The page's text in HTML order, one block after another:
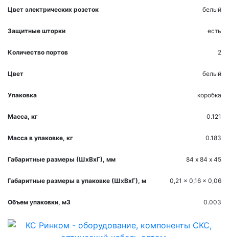
Цвет электрических розеток белый
Защитные шторки есть
Количество портов 2
Цвет белый
Упаковка коробка
Масса, кг 0.121
Масса в упаковке, кг 0.183
Габаритные размеры (ШхВхГ), мм 84 х 84 х 45
Габаритные размеры в упаковке (ШхВхГ), м 0,21 x 0,16 x 0,06
Объем упаковки, м3 0.003